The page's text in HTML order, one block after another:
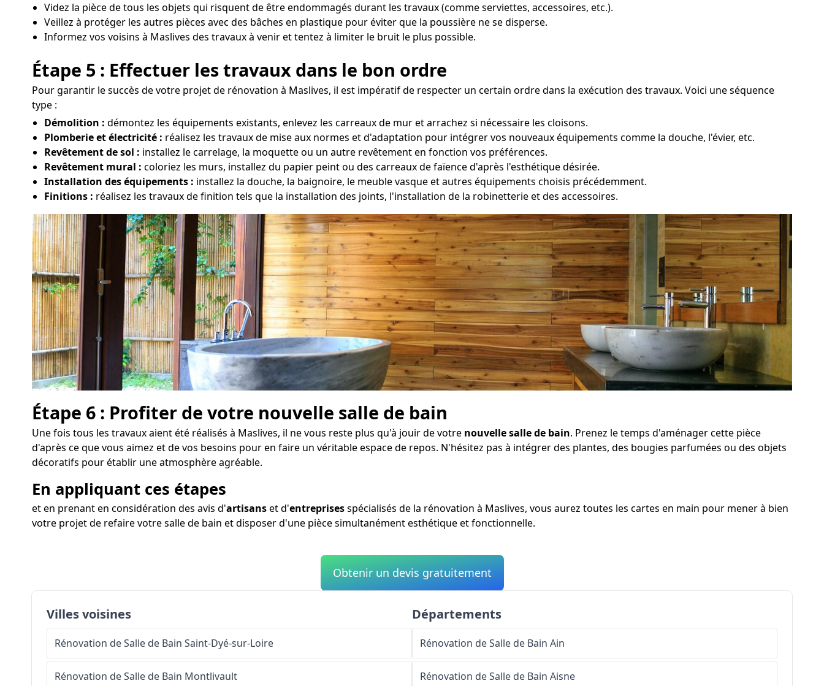
Videz la pièce de tous les objets qui risquent de être endommagés durant les travaux (comme serviettes, accessoires, etc.).
Veillez à protéger les autres pièces avec des bâches en plastique pour éviter que la poussière ne se disperse.
Informez vos voisins à Maslives des travaux à venir et tentez à limiter le bruit le plus possible.
Étape 5 : Effectuer les travaux dans le bon ordre
Pour garantir le succès de votre projet de rénovation à Maslives, il est impératif de respecter un certain ordre dans la exécution des travaux. Voici une séquence
type :
Démolition : démontez les équipements existants, enlevez les carreaux de mur et arrachez si nécessaire les cloisons.
Plomberie et électricité : réalisez les travaux de mise aux normes et d'adaptation pour intégrer vos nouveaux équipements comme la douche, l'évier, etc.
Revêtement de sol : installez le carrelage, la moquette ou un autre revêtement en fonction vos préférences.
Revêtement mural : coloriez les murs, installez du papier peint ou des carreaux de faïence d'après l'esthétique désirée.
Installation des équipements : installez la douche, la baignoire, le meuble vasque et autres équipements choisis précédemment.
Finitions : réalisez les travaux de finition tels que la installation des joints, l'installation de la robinetterie et des accessoires.
Étape 6 : Profiter de votre nouvelle salle de bain
Une fois tous les travaux aient été réalisés à Maslives, il ne vous reste plus qu'à jouir de votre nouvelle salle de bain. Prenez le temps d'aménager cette pièce
d'après ce que vous aimez et de vos besoins pour en faire un véritable espace de repos. N'hésitez pas à intégrer des plantes, des bougies parfumées ou des objets
décoratifs pour établir une atmosphère agréable.
En appliquant ces étapes
et en prenant en considération des avis d'artisanset d'entreprisesspécialisés de la rénovation à Maslives, vous aurez toutes les cartes en main pour mener à bien
votre projet de refaire votre salle de bain et disposer d'une pièce simultanément esthétique et fonctionnelle.
Obtenir un devis gratuitement
Villes voisines
Rénovation de Salle de Bain Saint-Dyé-sur-Loire
Rénovation de Salle de Bain Montlivault
Départements
Rénovation de Salle de Bain Ain
Rénovation de Salle de Bain Aisne